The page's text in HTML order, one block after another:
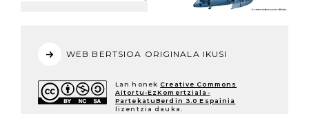
WEB BERTSIOA ORIGINALA IKUSI
Lan honek Creative Commons
Aitortu-EzKomertziala-
PartekatuBerdin 3.0 Espainia
lizentzia dauka.